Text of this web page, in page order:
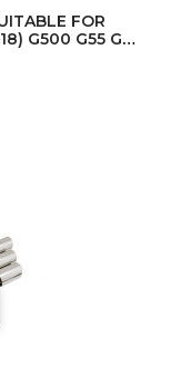
FOR
G500 G55 G63
VALVETRO